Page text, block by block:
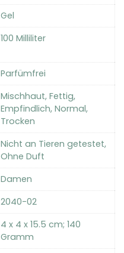
‎Gel
‎100 Milliliter
‎Parfümfrei
‎Mischhaut, Fettig,
Empfindlich, Normal,
Trocken
‎Nicht an Tieren getestet,
Ohne Duft
‎Damen
‎2040-02
‎4 x 4 x 15.5 cm; 140
Gramm